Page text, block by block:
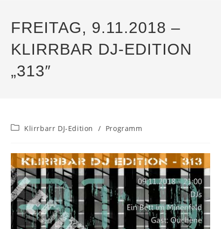
FREITAG, 9.11.2018 –
KLIRRBAR DJ-EDITION
„313″
Beitrags-
Klirrbarr DJ-Edition / Programm